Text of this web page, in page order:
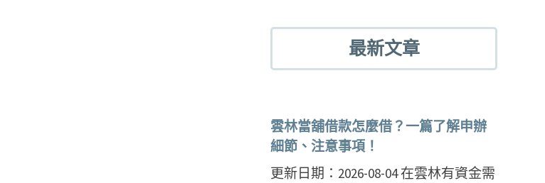
最新文章
雲林當舖借款怎麼借？一篇了解申辦
細節、注意事項！
更新日期：2026-08-04 在雲林有資金需